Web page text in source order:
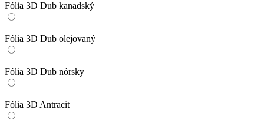
Fólia 3D Dub kanadský
Fólia 3D Dub olejovaný
Fólia 3D Dub nórsky
Fólia 3D Antracit